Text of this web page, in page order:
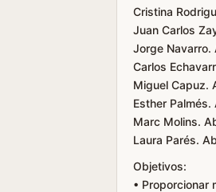
Cristina
Juan Carlos
Jorge Navarro.
Carlos
Miguel Capuz.
Esther Palmés.
Marc Molins.
Laura Parés.
Objetivos:
• Proporcionar